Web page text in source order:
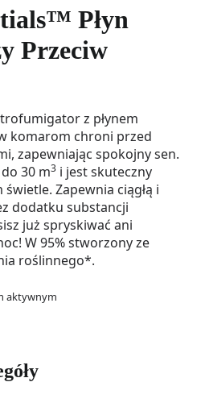
Płyn
Przeciw
z płynem
komarom chroni przed
zapewniając spokojny sen.
30 m3 i jest skuteczny
Zapewnia ciągłą i
dodatku substancji
już spryskiwać ani
W 95% stworzony ze
roślinnego*.
aktywnym